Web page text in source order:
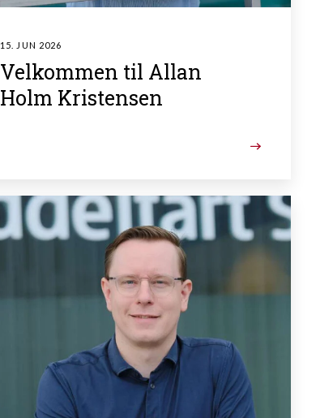
15. JUN 2026
Velkommen til Allan
Holm Kristensen